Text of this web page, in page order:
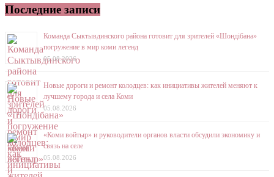
Последние записи
Команда Сыктывдинского района готовит для зрителей «Шондібана»
погружение в мир коми легенд
05.08.2026
Новые дороги и ремонт колодцев: как инициативы жителей меняют к
лучшему города и села Коми
05.08.2026
«Коми войтыр» и руководители органов власти обсудили экономику и
связь на селе
05.08.2026